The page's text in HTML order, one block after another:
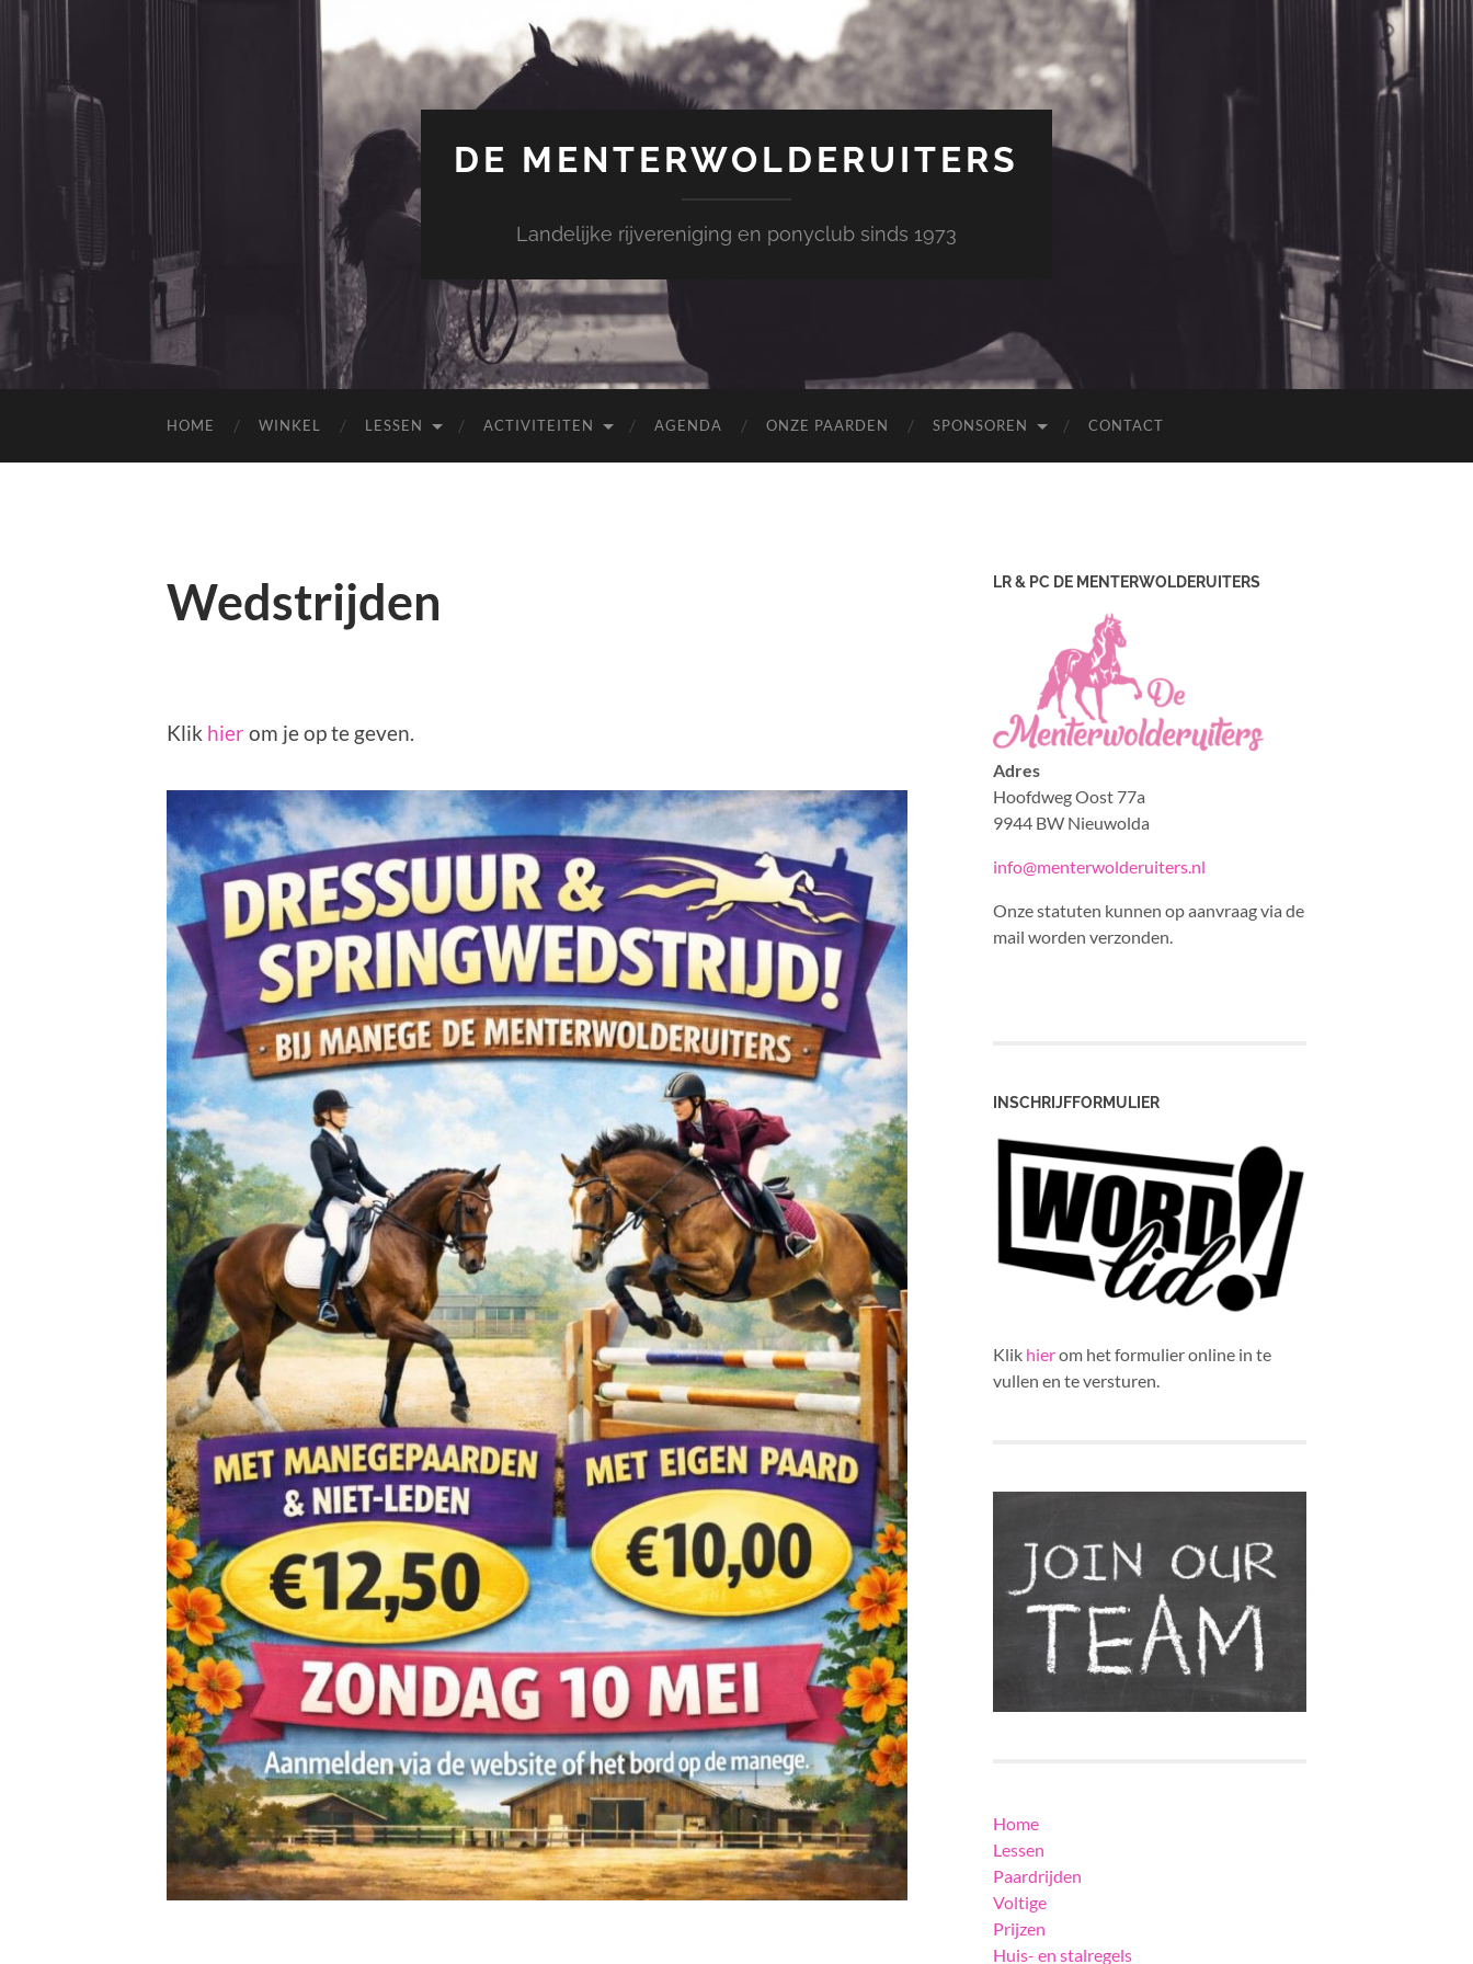
DE MENTERWOLDERUITERS
Landelijke rijvereniging en ponyclub sinds 1973
HOME WINKEL LESSEN ACTIVITEITEN AGENDA ONZE PAARDEN SPONSOREN CONTACT
Wedstrijden
Klik hier om je op te geven.
LR & PC DE MENTERWOLDERUITERS
Adres
Hoofdweg Oost 77a
9944 BW Nieuwolda
info@menterwolderuiters.nl
Onze statuten kunnen op aanvraag via de
mail worden verzonden.
INSCHRIJFFORMULIER
Klik hierom het formulier online in te
vullen en te versturen.
Home
Lessen
Paardrijden
Voltige
Prijzen
Huis- en stalregels